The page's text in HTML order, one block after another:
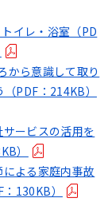
イレ・浴室（PD
から意識して取り
PDF：214KB）
サービスの活用を
）
による家庭内事故
130KB）